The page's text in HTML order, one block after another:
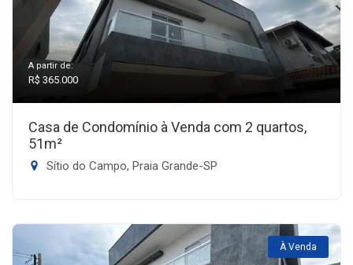
A partir de:
R$ 365.000
Casa de Condomínio à Venda com 2 quartos,
51m²
Sítio do Campo, Praia Grande-SP
À Venda